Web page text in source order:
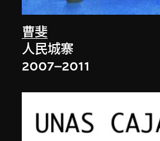
曹斐
人民城寨
2007–2011